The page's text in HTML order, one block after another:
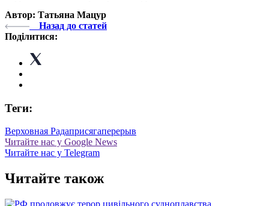
Автор: Татьяна Мацур
Назад до статей
Поділитися:
Теги:
Верховная Радаприсягаперерыв
Читайте нас у Google News
Читайте нас у Telegram
Читайте також